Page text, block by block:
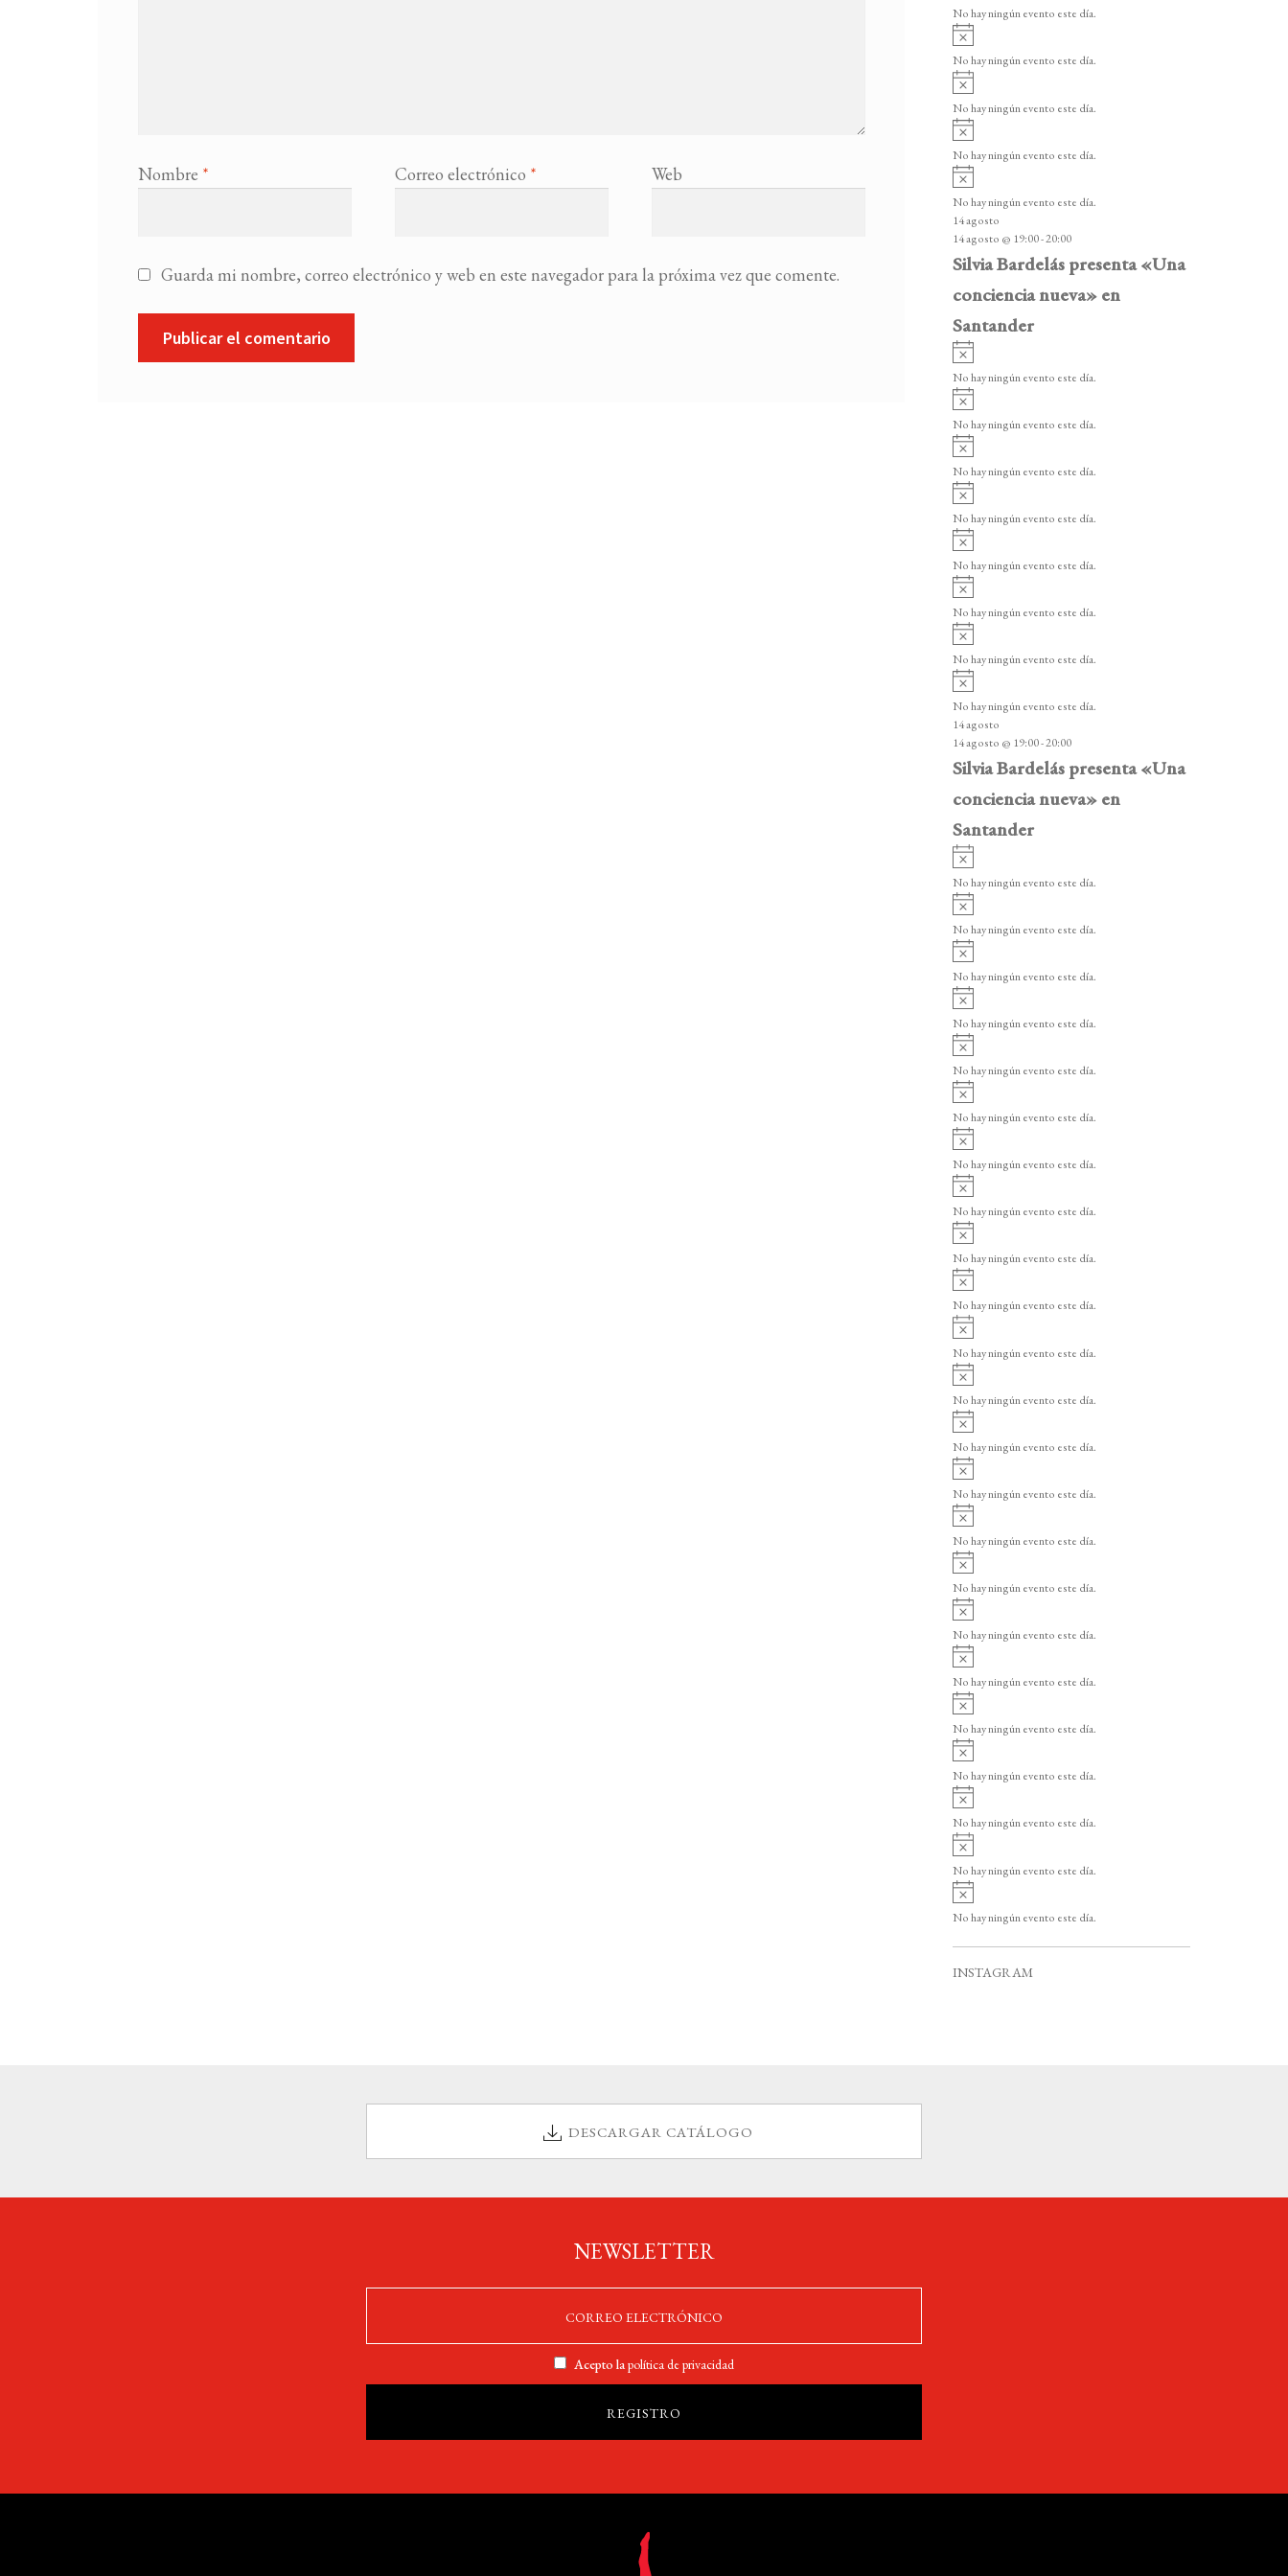
Nombre * Correo electrónico * Web
Guarda mi nombre, correo electrónico y web en este navegador para la próxima vez que comente.
e
n
t
o
s
o
i
o
No hay ningún evento este día.
v
i
o
No hay ningún evento este día.
A
v
i
o
No hay ningún evento este día.
A
v
i
o
No hay ningún evento este día.
v
i
s
o
No hay ningún evento este día.
14 agosto
14 agosto @ 19:00-20:00
Silvia Bardelás presenta «Una
conciencia nueva» en
Santander
v
i
o
No hay ningún evento este día.
v
i
o
No hay ningún evento este día.
v
i
o
No hay ningún evento este día.
v
i
o
No hay ningún evento este día.
v
i
o
No hay ningún evento este día.
v
i
o
No hay ningún evento este día.
v
i
o
No hay ningún evento este día.
v
i
s
o
No hay ningún evento este día.
14 agosto
14 agosto @ 19:00-20:00
Silvia Bardelás presenta «Una
conciencia nueva» en
Santander
A
v
i
o
No hay ningún evento este día.
A
v
i
o
No hay ningún evento este día.
v
i
o
No hay ningún evento este día.
v
i
o
No hay ningún evento este día.
v
i
o
No hay ningún evento este día.
v
i
o
No hay ningún evento este día.
v
i
o
No hay ningún evento este día.
v
i
o
No hay ningún evento este día.
v
i
o
No hay ningún evento este día.
v
i
o
No hay ningún evento este día.
A
v
i
o
No hay ningún evento este día.
A
v
i
o
No hay ningún evento este día.
A
v
i
o
No hay ningún evento este día.
v
i
o
No hay ningún evento este día.
v
i
o
No hay ningún evento este día.
v
i
o
No hay ningún evento este día.
v
i
o
No hay ningún evento este día.
v
i
o
No hay ningún evento este día.
v
i
o
No hay ningún evento este día.
v
i
o
No hay ningún evento este día.
v
i
o
No hay ningún evento este día.
A
v
i
o
No hay ningún evento este día.
A
v
i
No hay ningún evento este día.
INSTAGRAM
DESCARGAR CATÁLOGO
NEWSLETTER
Acepto lapolítica de privacidad